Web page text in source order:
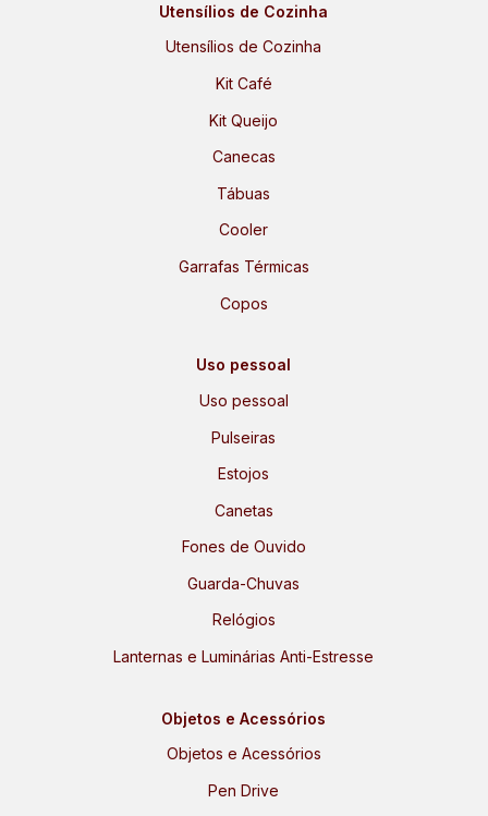
Utensílios de Cozinha
Utensílios de Cozinha
Kit Café
Kit Queijo
Canecas
Tábuas
Cooler
Garrafas Térmicas
Copos
Uso pessoal
Uso pessoal
Pulseiras
Estojos
Canetas
Fones de Ouvido
Guarda-Chuvas
Relógios
Lanternas e Luminárias Anti-Estresse
Objetos e Acessórios
Objetos e Acessórios
Pen Drive